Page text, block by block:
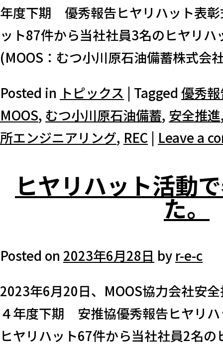
年度下期 優秀報告ヒヤリハット表彰
ット87件から当社社員3名のヒヤリ
(MOOS：むつ小川原石油備蓄株式会
Posted in トピックス | Tagged 優秀
MOOS, むつ小川原石油備蓄, 安全推進
所エンジニアリング, REC | Leave a
ヒヤリハット活動
た。
Posted on 2023年6月28日 by r-e-c
2023年6月20日、MOOS協力会社安
４年度下期 安推協優秀報告ヒヤリ
ヒヤリハット67件から当社社員2名